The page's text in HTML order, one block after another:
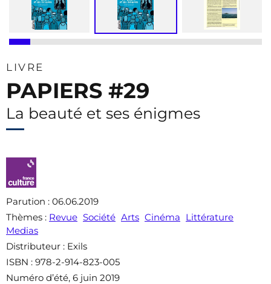
LIVRE
PAPIERS #29
La beauté et ses énigmes
Parution : 06.06.2019
Thèmes : Revue Société Arts Cinéma Littérature
Medias
Distributeur : Exils
ISBN : 978-2-914-823-005
Numéro d’été, 6 juin 2019